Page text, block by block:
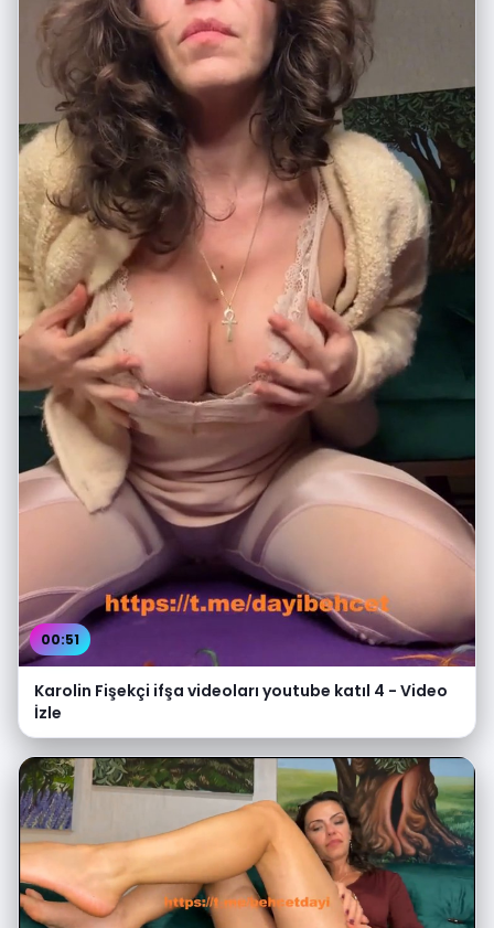
00:51
Karolin Fişekçi ifşa videoları youtube katıl 4 - Video
İzle